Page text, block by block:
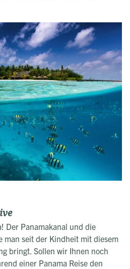
Der Panamakanal und die
man seit der Kindheit mit diesem
bringt. Sollen wir Ihnen noch
einer Panama Reise den